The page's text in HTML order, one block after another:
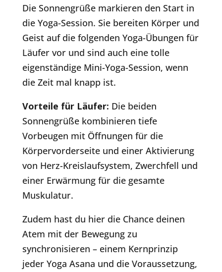
Die Sonnengrüße markieren den Start in
die Yoga-Session. Sie bereiten Körper und
Geist auf die folgenden Yoga-Übungen für
Läufer vor und sind auch eine tolle
eigenständige Mini-Yoga-Session, wenn
die Zeit mal knapp ist.
Vorteile für Läufer: Die beiden
Sonnengrüße kombinieren tiefe
Vorbeugen mit Öffnungen für die
Körpervorderseite und einer Aktivierung
von Herz-Kreislaufsystem, Zwerchfell und
einer Erwärmung für die gesamte
Muskulatur.
Zudem hast du hier die Chance deinen
Atem mit der Bewegung zu
synchronisieren – einem Kernprinzip
jeder Yoga Asana und die Voraussetzung,